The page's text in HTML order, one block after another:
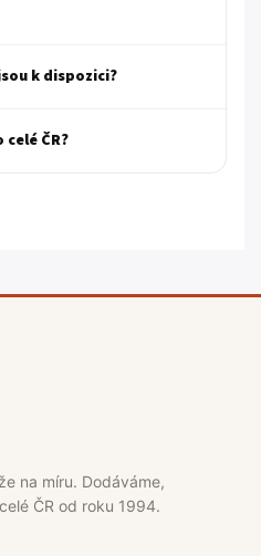
k dispozici?
ČR?
na míru. Dodáváme,
ČR od roku 1994.